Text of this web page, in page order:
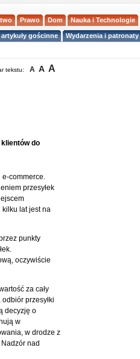
Prawo Dom Nauka i Technologie
gościnne Wydarzenia i patronaty
tekstu: A A A
do
commerce.
przesyłek
kilku lat jest na
punkty
oczywiście
za cały
przesyłki
decyzję o
w
w drodze z
nad